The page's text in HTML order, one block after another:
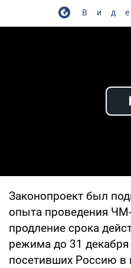
Законопроект был
опыта проведения
продление срока
режима до 31 декабря
посетивших Россию в